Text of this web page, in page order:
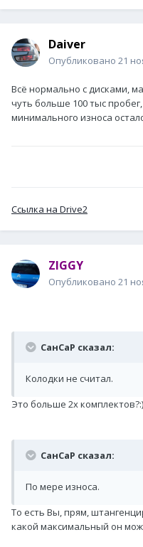
Daiver
Опубликовано 21
Всё нормально с дисками,
чуть больше 100 тыс
минимального износа
Ссылка на Drive2
ZIGGY
Опубликовано 21
СанСаР сказал:
Колодки не считал.
Это больше 2х комплектов?:)
СанСаР сказал:
По мере износа.
То есть Вы, прям,
какой максимальный он